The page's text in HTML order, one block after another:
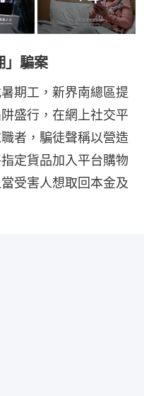
騙案
期工，新界南總區提
盛行，在網上社交平
者，騙徒聲稱以營造
定貨品加入平台購物
受害人想取回本金及